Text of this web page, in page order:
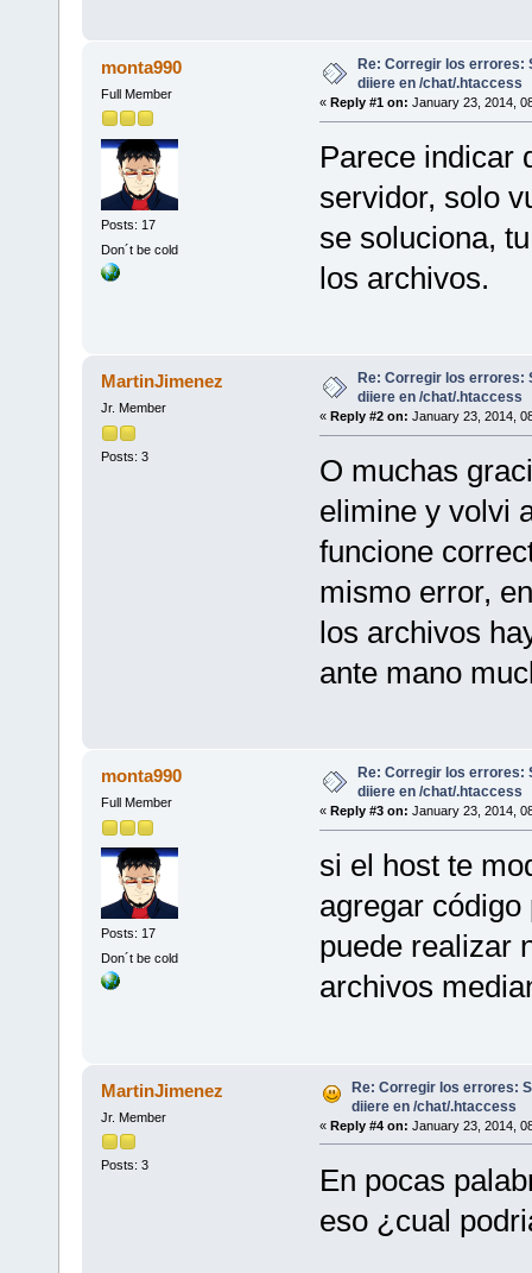
monta990
Full Member
Posts: 17
Don´t be cold
Re: Corregir los errores:
diiere en /chat/.htaccess
« Reply #1 on: January 23, 2014,
Parece indicar
servidor, solo
se soluciona,
los archivos.
MartinJimenez
Jr. Member
Posts: 3
Re: Corregir los errores:
diiere en /chat/.htaccess
« Reply #2 on: January 23, 2014,
O muchas
elimine y volvi
funcione
mismo error,
los archivos
ante mano
monta990
Full Member
Posts: 17
Don´t be cold
Re: Corregir los errores:
diiere en /chat/.htaccess
« Reply #3 on: January 23, 2014,
si el host te
agregar
puede realizar
archivos
MartinJimenez
Jr. Member
Posts: 3
Re: Corregir los errores:
diiere en /chat/.htaccess
« Reply #4 on: January 23, 2014,
En pocas
eso ¿cual